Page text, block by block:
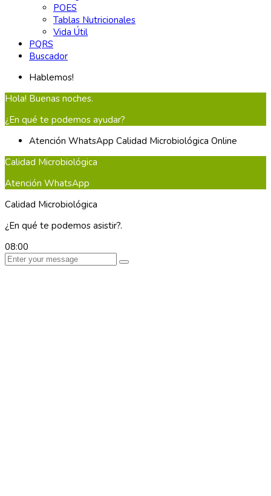
POES
Tablas Nutricionales
Vida Útil
PQRS
Buscador
Hablemos!
Hola! Buenas noches.
¿En qué te podemos ayudar?
Atención WhatsApp Calidad Microbiológica Online
Calidad Microbiológica
Atención WhatsApp
Calidad Microbiológica
¿En qué te podemos asistir?.
08:00